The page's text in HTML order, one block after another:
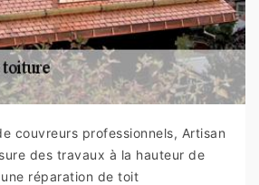
couvreurs professionnels, Artisan
des travaux à la hauteur de
réparation de toit